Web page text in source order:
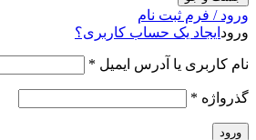
ورود / فرم ثبت نام
ورود ایجاد یک حساب کاربری؟
نام کاربری یا آدرس ایمیل *
گذرواژه *
ورود